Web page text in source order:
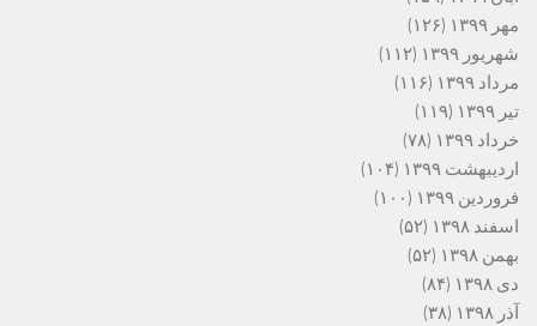
مهر ۱۳۹۹
(۱۲۶)
شهریور ۱۳۹۹
(۱۱۲)
مرداد ۱۳۹۹
(۱۱۶)
تیر ۱۳۹۹
(۱۱۹)
خرداد ۱۳۹۹
(۷۸)
اردیبهشت ۱۳۹۹
(۱۰۴)
فروردین ۱۳۹۹
(۱۰۰)
اسفند ۱۳۹۸
(۵۲)
بهمن ۱۳۹۸
(۵۲)
دی ۱۳۹۸
(۸۴)
آذر ۱۳۹۸
(۳۸)